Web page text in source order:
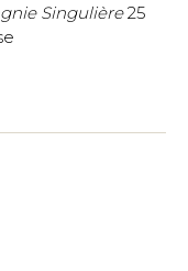
Singulière25